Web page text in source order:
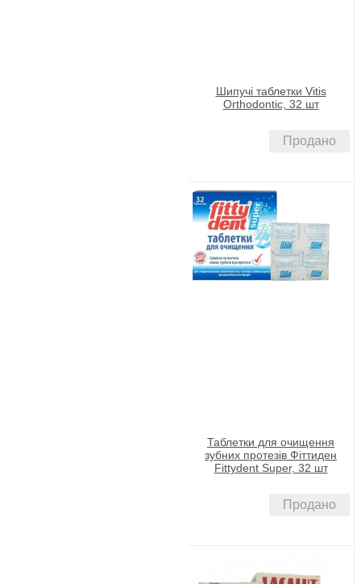
Шипучі таблетки Vitis
Orthodontic, 32 шт
Продано
Таблетки для очищення
зубних протезів Фіттиден
Fittydent Super, 32 шт
Продано